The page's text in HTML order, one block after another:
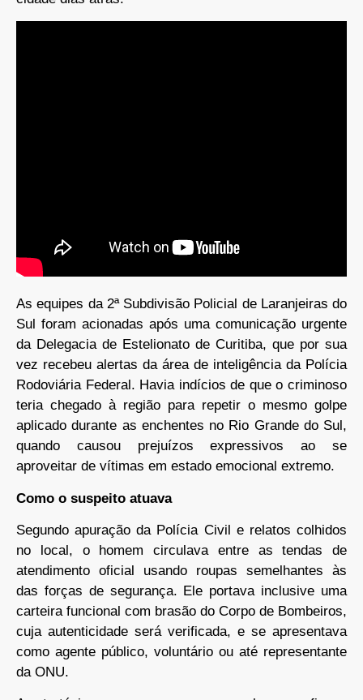
As equipes da 2ª Subdivisão Policial de Laranjeiras do
Sul foram acionadas após uma comunicação urgente
da Delegacia de Estelionato de Curitiba, que por sua
vez recebeu alertas da área de inteligência da Polícia
Rodoviária Federal. Havia indícios de que o criminoso
teria chegado à região para repetir o mesmo golpe
aplicado durante as enchentes no Rio Grande do Sul,
quando causou prejuízos expressivos ao se
aproveitar de vítimas em estado emocional extremo.
Como o suspeito atuava
Segundo apuração da Polícia Civil e relatos colhidos
no local, o homem circulava entre as tendas de
atendimento oficial usando roupas semelhantes às
das forças de segurança. Ele portava inclusive uma
carteira funcional com brasão do Corpo de Bombeiros,
cuja autenticidade será verificada, e se apresentava
como agente público, voluntário ou até representante
da ONU.